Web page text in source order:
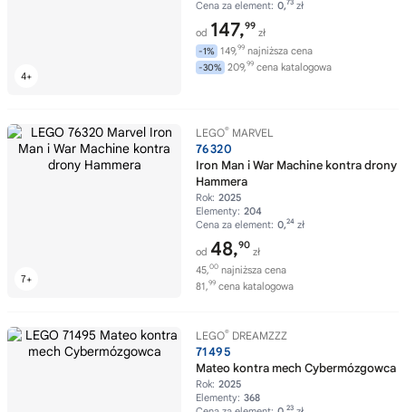
Cena za element: 0,73 zł
od 147,99
zł
-1% 149,99 najniższa cena
-30% 209,99 cena katalogowa
LEGO® MARVEL
76320
Iron Man i War Machine kontra drony
Hammera
Rok: 2025
Elementy: 204
Cena za element: 0,24 zł
od 48,90
zł
45,00 najniższa cena
81,99 cena katalogowa
LEGO® DREAMZZZ
71495
Mateo kontra mech Cybermózgowca
Rok: 2025
Elementy: 368
23